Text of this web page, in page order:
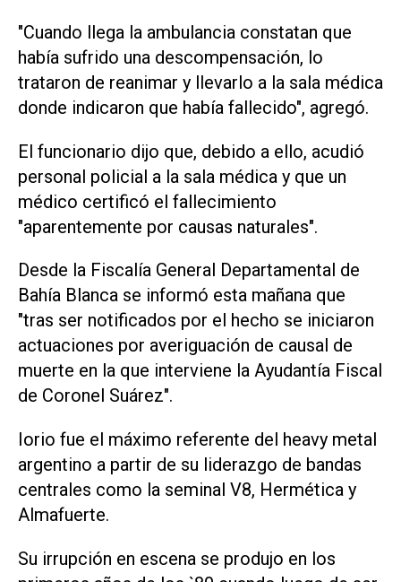
"Cuando llega la ambulancia constatan que
había sufrido una descompensación, lo
trataron de reanimar y llevarlo a la sala médica
donde indicaron que había fallecido", agregó.
El funcionario dijo que, debido a ello, acudió
personal policial a la sala médica y que un
médico certificó el fallecimiento
"aparentemente por causas naturales".
Desde la Fiscalía General Departamental de
Bahía Blanca se informó esta mañana que
"tras ser notificados por el hecho se iniciaron
actuaciones por averiguación de causal de
muerte en la que interviene la Ayudantía Fiscal
de Coronel Suárez".
Iorio fue el máximo referente del heavy metal
argentino a partir de su liderazgo de bandas
centrales como la seminal V8, Hermética y
Almafuerte.
Su irrupción en escena se produjo en los